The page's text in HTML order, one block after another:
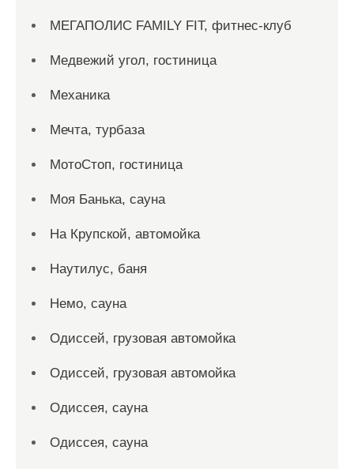
МЕГАПОЛИС FAMILY FIT, фитнес-клуб
Медвежий угол, гостиница
Механика
Мечта, турбаза
МотоСтоп, гостиница
Моя Банька, сауна
На Крупской, автомойка
Наутилус, баня
Немо, сауна
Одиссей, грузовая автомойка
Одиссей, грузовая автомойка
Одиссея, сауна
Одиссея, сауна